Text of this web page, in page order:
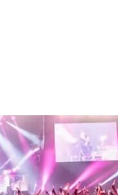
円）の損害賠償請求
考えるのは難しいと
ュンウォンが過ちを
る。・FANTASY
へ・「ユ・ジュンウォ